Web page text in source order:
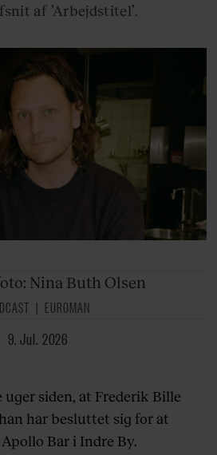
af ’Arbejdstitel’.
Nina Buth Olsen
EUROMAN
9. Jul. 2026
uger siden, at Frederik Bille
har besluttet sig for at
Bar i Indre By.